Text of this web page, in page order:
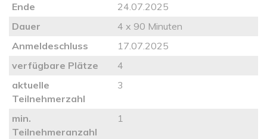
Ende
24.07.2025
Dauer
4 x 90 Minuten
Anmeldeschluss
17.07.2025
verfügbare Plätze
4
aktuelle
Teilnehmerzahl
3
min.
Teilnehmeranzahl
1